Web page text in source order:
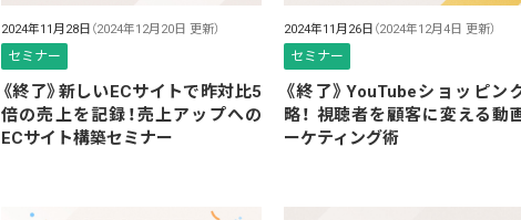
2024年11月28日 （2024年12月20日 更新）
セミナー
《終了》新しいECサイトで昨対比5
倍の売上を記録！売上アップへの
ECサイト構築セミナー
2024年11月26日 （2024年12月4日 更新）
セミナー
《終了》YouTubeショッピン
略！ 視聴者を顧客に変える動
ーケティング術